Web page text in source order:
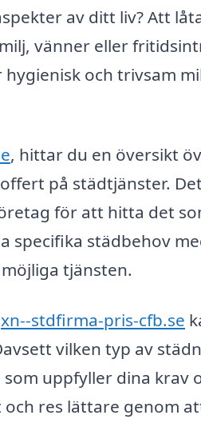
av ditt liv? Att
vänner eller
och trivsam
, hittar du en översikt
på städtjänster.
för att hitta det
specifika städbehov
tjänsten.
xn--stdfirma-pris-cfb.se
vilken typ av
uppfyller dina krav
res lättare genom